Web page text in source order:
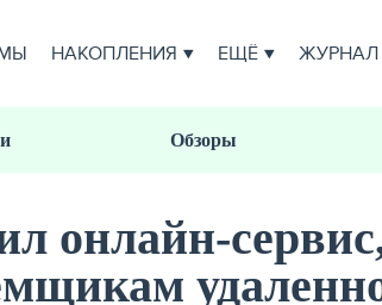
НАКОПЛЕНИЯ ЕЩЁ ЖУРНАЛ
Обзоры
онлайн-